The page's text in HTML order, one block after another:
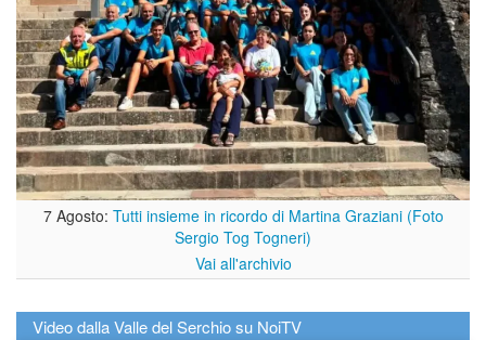
7 Agosto: Tutti insieme in ricordo di Martina Graziani (Foto
Sergio Tog Togneri)
Vai all'archivio
Video dalla Valle del Serchio su NoiTV